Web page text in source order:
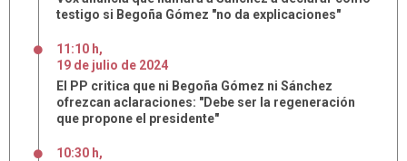
testigo si Begoña Gómez "no da explicaciones"
11:10 h,
19 de julio de 2024
El PP critica que ni Begoña Gómez ni Sánchez
ofrezcan aclaraciones: "Debe ser la regeneración
que propone el presidente"
10:30 h,